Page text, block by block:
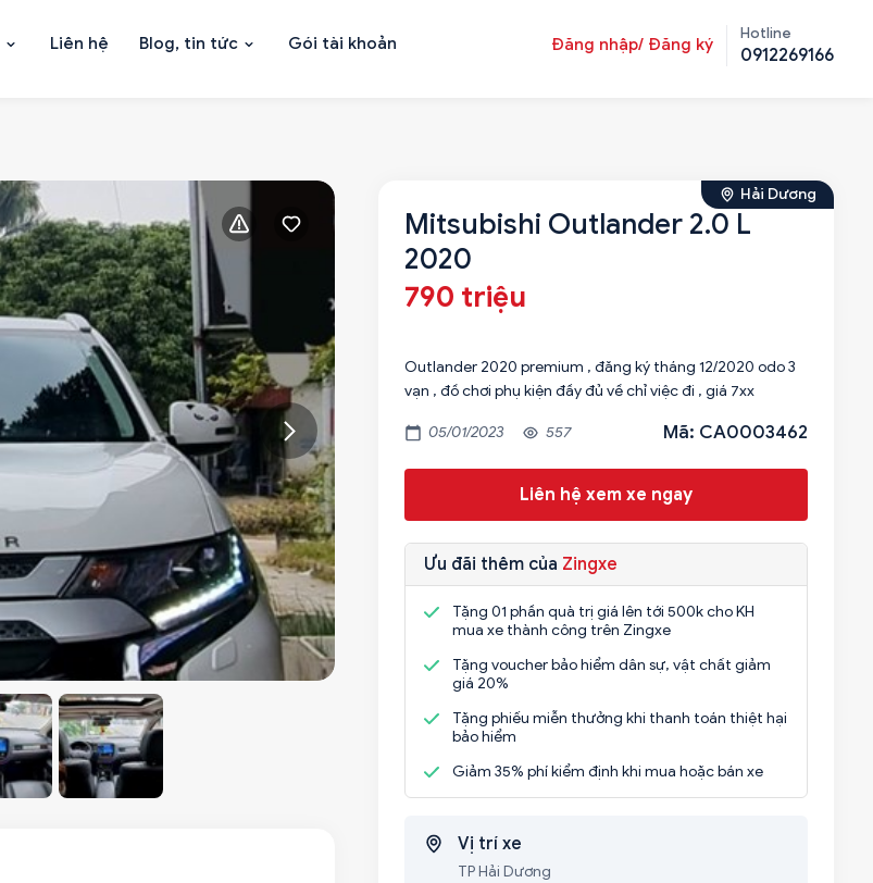
Liên hệ Blog, tin tức Gói tài khoản Đăng nhập/ Đăng ký
Hotline
0912269166
Hải Dương
Mitsubishi Outlander 2.0 L
2020
790 triệu
Outlander 2020 premium , đăng ký tháng 12/2020 odo 3
vạn , đồ chơi phụ kiện đầy đủ về chỉ việc đi , giá 7xx
05/01/2023 557 Mã: CA0003462
Liên hệ xem xe ngay
Ưu đãi thêm của Zingxe
Tặng 01 phần quà trị giá lên tới 500k cho KH
mua xe thành công trên Zingxe
Tặng voucher bảo hiểm dân sự, vật chất giảm
giá 20%
Tặng phiếu miễn thưởng khi thanh toán thiệt hại
bảo hiểm
Giảm 35% phí kiểm định khi mua hoặc bán xe
Vị trí xe
TP Hải Dương